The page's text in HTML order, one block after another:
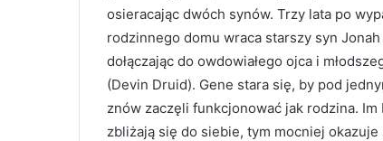
osieracając dwóch synów. Trzy lata po
rodzinnego domu wraca starszy syn
dołączając do owdowiałego ojca i
(Devin Druid). Gene stara się, by pod
znów zaczęli funkcjonować jak rodzina.
zbliżają się do siebie, tym mocniej okazuje